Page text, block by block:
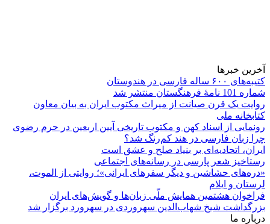
آخرین خبرها
کتیبه‌های ۶۰۰ ساله فارسی در هندوستان
شماره 101 نامۀ فرهنگستان منتشر شد
روایت یک قرن صیانت از میراث مکتوب ایران به بیان معاون
کتابخانه ملی
رونمایی از اسناد کهن و مکتوب تاریخی آیین اربعین در حرم رضوی
چرا زبان فارسی در هند کم‌رنگ شد؟
ایران، اتحادیه‌ای بر بنیاد صلح و عشق است
رستاخیز شعر پارسی در رسانه‌های اجتماعی
«دره‌های حشاشین و دیگر سفرهای ایرانی»؛ روایتی از الموت،
لرستان و ایلام
فراخوان هشتمین همایش ملّی زبان‌ها و گویش‌های ایران
بزرگداشت شیخ شهاب‌الدین سهروردی در سهرورد برگزار شد
درباره ما